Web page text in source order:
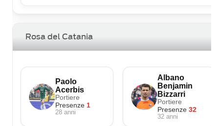
Rosa del Catania
Paolo
Acerbis
Portiere
Presenze 1
28 anni
Albano
Benjamin
Bizzarri
Portiere
Presenze32
32 anni